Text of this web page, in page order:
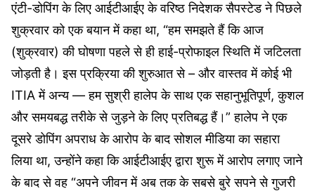
एंटी-डोपिंग के लिए आईटीआईए के वरिष्ठ निदेशक सैपस्टेड ने पिछले
शुक्रवार को एक बयान में कहा था, “हम समझते हैं कि आज
(शुक्रवार) की घोषणा पहले से ही हाई-प्रोफाइल स्थिति में जटिलता
जोड़ती है। इस प्रक्रिया की शुरुआत से – और वास्तव में कोई भी
ITIA में अन्य — हम सुश्री हालेप के साथ एक सहानुभूतिपूर्ण, कुशल
और समयबद्ध तरीके से जुड़ने के लिए प्रतिबद्ध हैं।” हालेप ने एक
दूसरे डोपिंग अपराध के आरोप के बाद सोशल मीडिया का सहारा
लिया था, उन्होंने कहा कि आईटीआईए द्वारा शुरू में आरोप लगाए जाने
के बाद से वह “अपने जीवन में अब तक के सबसे बुरे सपने से गुजरी